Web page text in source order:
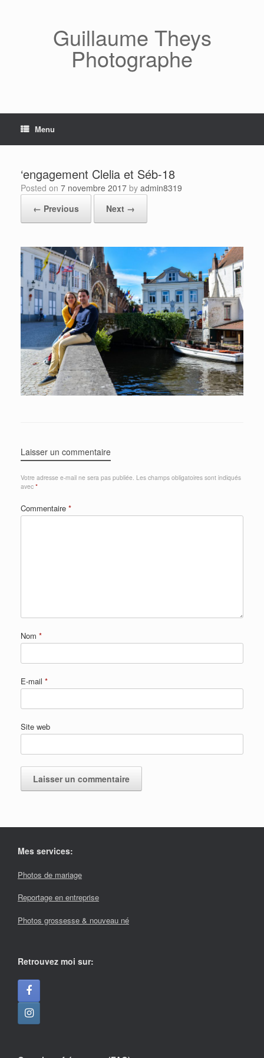
Guillaume Theys
Photographe
Menu
‘engagement Clelia et Séb-18
Posted on 7 novembre 2017 by admin8319
← Previous
Next →
Laisser un commentaire
Votre adresse e-mail ne sera pas publiée. Les champs obligatoires sont indiqués
avec *
Commentaire *
Nom *
E-mail *
Site web
Mes services:
Photos de mariage
Reportage en entreprise
Photos grossesse & nouveau né
Retrouvez moi sur: